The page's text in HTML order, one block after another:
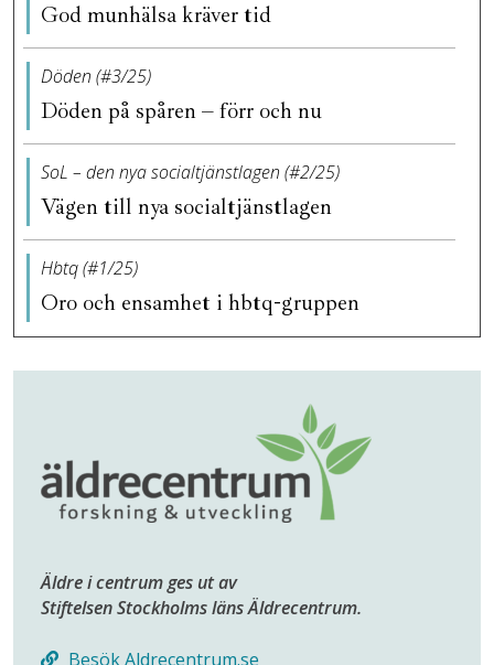
God munhälsa kräver tid
Döden (#3/25)
Döden på spåren – förr och nu
SoL – den nya socialtjänstlagen (#2/25)
Vägen till nya socialtjänstlagen
Hbtq (#1/25)
Oro och ensamhet i hbtq-gruppen
Äldre i centrum ges ut av
Stiftelsen Stockholms läns Äldrecentrum.
Besök Aldrecentrum.se